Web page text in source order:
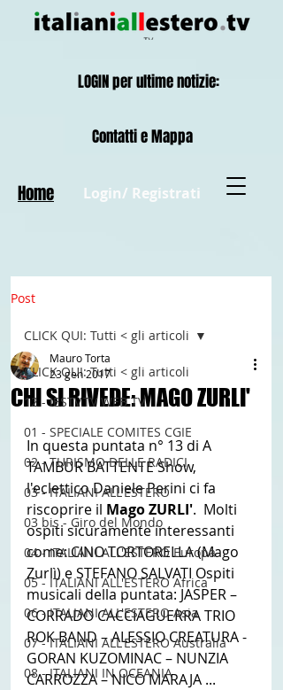
Login/ Registrati
Contatti e Mappa
Home
LOGIN per ultime notizie:
Post
CLICK QUI: Tutti < gli articoli
12 - IESTV.TV WEB TV
01 - SPECIALE COMITES CGIE
02 - TURISMO DELLE RADICI
03 - ITALIANI ALL'ESTERO
03 bis - Giro del Mondo
04 - ITALIANI ALL'ESTERO Europa
05 - ITALIANI ALL'ESTERO Africa
06 - ITALIANI ALL'ESTERO Asia
07 - ITALIANI ALL'ESTERO Australia
08 - ITALIANI IN OCEANIA
CLICK QUI: Tutti < gli articoli
CHI SI RIVEDE: MAGO ZURLI'
Mauro Torta
23 gen 2017
In questa puntata n° 13 di A
TAMBUR BATTENTE Show,
l'eclettico Daniele Perini ci fa
riscoprire il Mago ZURLI'.  Molti
ospiti sicuramente interessanti
come: CINO TORTORELLA (Mago
Zurlì) e STEFANO SALVATI Ospiti
musicali della puntata: JASPER –
CORRADO CACCIAGUERRA TRIO
ROK BAND – ALESSIO CREATURA -
GORAN KUZOMINAC – NUNZIA
CARROZZA – NICO MARAJA ...